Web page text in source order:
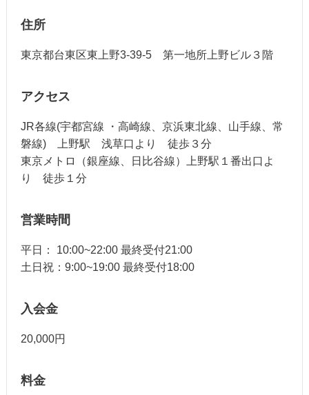
住所
東京都台東区東上野3-39-5 第一地所上野ビル３階
アクセス
JR各線(宇都宮線 ・高崎線、京浜東北線、山手線、常
磐線) 上野駅 浅草口より 徒歩３分
東京メトロ（銀座線、日比谷線）上野駅１番出口よ
り 徒歩１分
営業時間
平日： 10:00~22:00 最終受付21:00
土日祝：9:00~19:00 最終受付18:00
入会金
20,000円
料金